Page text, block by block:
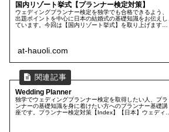
国内リゾート挙式【プランナー検定対策】
ウェディングプランナー検定を独学でも合格できるよう、
出題ポイントを中心に日本の結婚式の基礎知識をお伝えし
ています。今回は【国内リゾート挙式】を取り上げます。
at-hauoli.com
Wedding Planner
独学でウェディングプランナー検定を取得したい人、プラ
ンナーの基礎知識を身に着けたい方へのプランナー基礎講
座です。プランナー検定対策【Index】【日本】ウェディン